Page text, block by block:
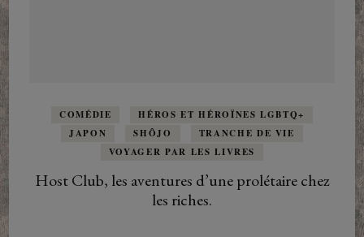
COMÉDIE
HÉROS ET HÉROÏNES LGBTQ+
JAPON
SHÔJO
TRANCHE DE VIE
VOYAGER PAR LES LIVRES
Host Club, les aventures d’une prolétaire chez
les riches.